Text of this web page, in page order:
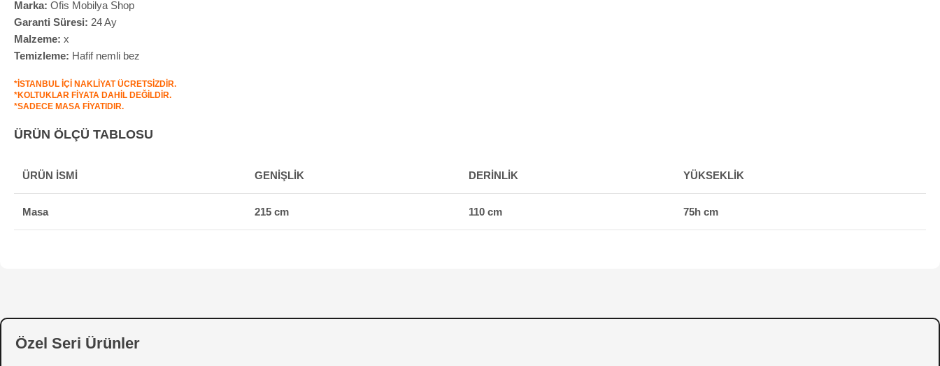
Marka: Ofis Mobilya Shop
Garanti Süresi: 24 Ay
Malzeme: x
Temizleme: Hafif nemli bez
*İSTANBUL İÇİ NAKLİYAT ÜCRETSİZDİR.
*KOLTUKLAR FİYATA DAHİL DEĞİLDİR.
*SADECE MASA FİYATIDIR.
ÜRÜN ÖLÇÜ TABLOSU
ÜRÜN İSMİ GENİŞLİK DERİNLİK YÜKSEKLİK
Masa 215 cm 110 cm 75h cm
Özel Seri Ürünler